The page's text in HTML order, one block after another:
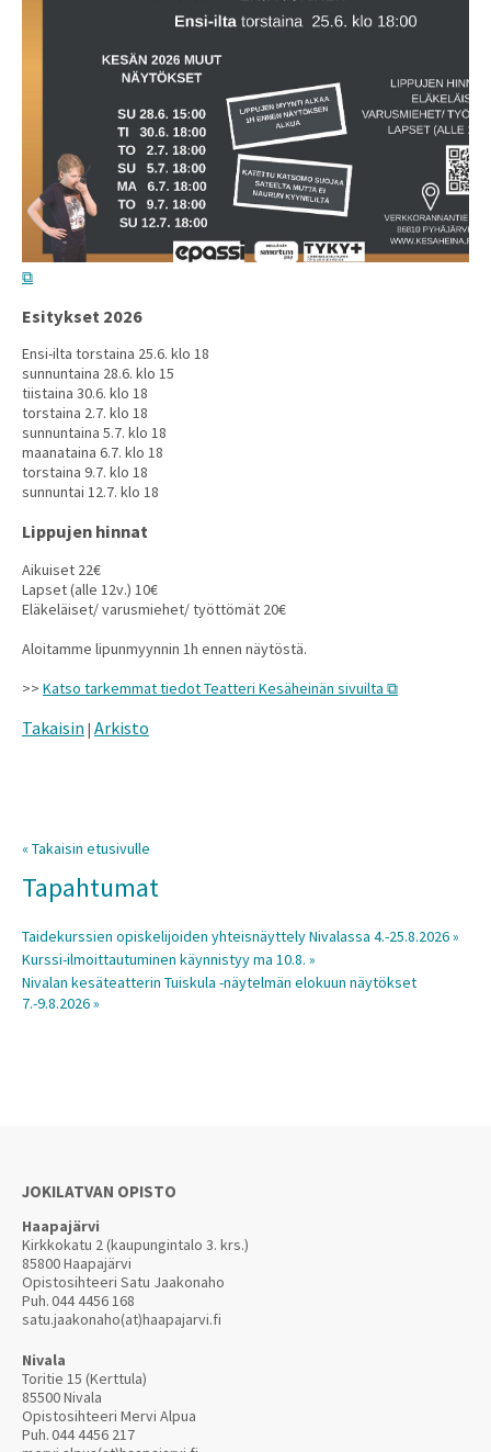
Esitykset 2026
Ensi-ilta torstaina 25.6. klo 18
sunnuntaina 28.6. klo 15
tiistaina 30.6. klo 18
torstaina 2.7. klo 18
sunnuntaina 5.7. klo 18
maanataina 6.7. klo 18
torstaina 9.7. klo 18
sunnuntai 12.7. klo 18
Lippujen hinnat
Aikuiset 22€
Lapset (alle 12v.) 10€
Eläkeläiset/ varusmiehet/ työttömät 20€
Aloitamme lipunmyynnin 1h ennen näytöstä.
>> Katso tarkemmat tiedot Teatteri Kesäheinän sivuilta
Takaisin | Arkisto
« Takaisin etusivulle
Tapahtumat
Taidekurssien opiskelijoiden yhteisnäyttely Nivalassa 4.-25.8.2026 »
Kurssi-ilmoittautuminen käynnistyy ma 10.8. »
Nivalan kesäteatterin Tuiskula -näytelmän elokuun näytökset
7.-9.8.2026 »
JOKILATVAN OPISTO
Haapajärvi
Kirkkokatu 2 (kaupungintalo 3. krs.)
85800 Haapajärvi
Opistosihteeri Satu Jaakonaho
Puh.044 4456 168
satu.jaakonaho(at)haapajarvi.fi
Nivala
Toritie 15 (Kerttula)
85500 Nivala
Opistosihteeri Mervi Alpua
Puh.044 4456 217